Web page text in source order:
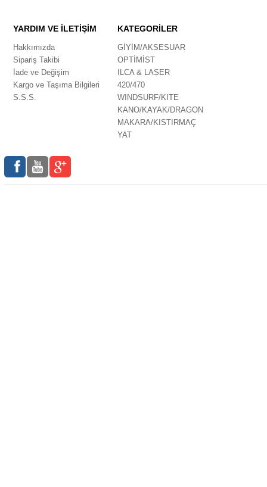
YARDIM VE İLETİŞİM
Hakkımızda
Sipariş Takibi
İade ve Değişim
Kargo ve Taşıma Bilgileri
S.S.S.
KATEGORİLER
GİYİM/AKSESUAR
OPTİMİST
ILCA & LASER
420/470
WINDSURF/KITE
KANO/KAYAK/DRAGON
MAKARA/KISTIRMAÇ
YAT